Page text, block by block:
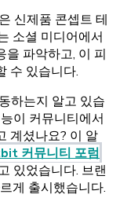
신제품 콘셉트 테
소셜 미디어에서
을 파악하고, 이 피
수 있습니다.
하는지 알고 있습
능이 커뮤니티에서
계셨나요? 이 알
커뮤니티 포럼
있었습니다. 브랜
게 출시했습니다.